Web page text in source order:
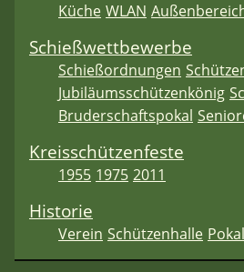
Küche WLAN
Schießwettbewerbe
Schießordnungen
Jubiläumsschützenkönig
Bruderschaftspokal
Kreisschützenfeste
1955 1975 2011
Historie
Verein Schützenhalle Pokal